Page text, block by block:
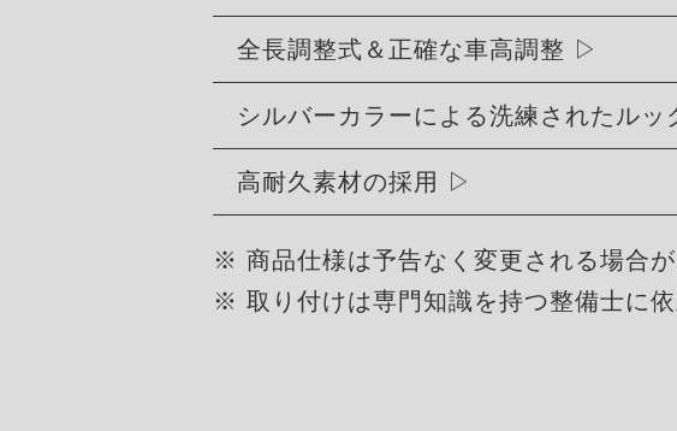
全長調整式＆正確な車高調整
シルバーカラーによる洗練されたルッ
高耐久素材の採用
※ 商品仕様は予告なく変更される場合が
※ 取り付けは専門知識を持つ整備士に依